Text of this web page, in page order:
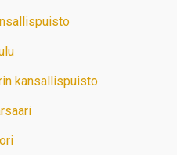
kansallispuisto